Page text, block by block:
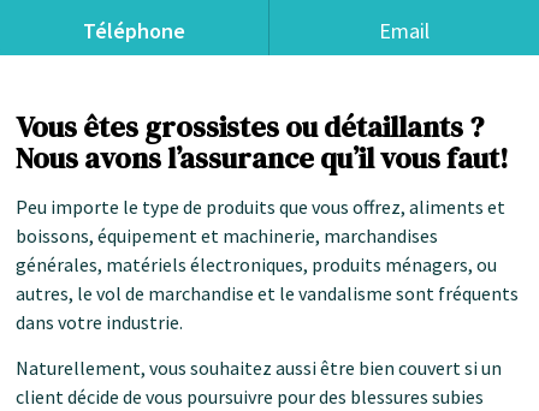
Téléphone Email
Vous êtes grossistes ou détaillants ?
Nous avons l’assurance qu’il vous faut!
Peu importe le type de produits que vous offrez, aliments et
boissons, équipement et machinerie, marchandises
générales, matériels électroniques, produits ménagers, ou
autres, le vol de marchandise et le vandalisme sont fréquents
dans votre industrie.
Naturellement, vous souhaitez aussi être bien couvert si un
client décide de vous poursuivre pour des blessures subies